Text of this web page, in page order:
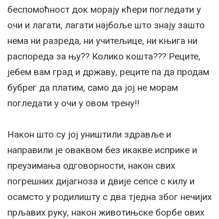
беспомоћност док морају кћери погледати у
очи и лагати, лагати најбоље што знају зашто
нема ни разреда, ни учитељице, ни књига ни
распореда за њу?? Колико кошта??? Реците,
јебем вам град и државу, реците па да продам
бубрег да платим, само да јој не морам
погледати у очи у овом трену!!
Након што су јој уништили здравље и
направили је оваквом без икакве исприке и
преузимања одговорности, након свих
погрешних дијагноза и двије сепсе с килу и
осамсто у родилишту с два тједна због нечијих
прљавих руку, након животињске борбе ових